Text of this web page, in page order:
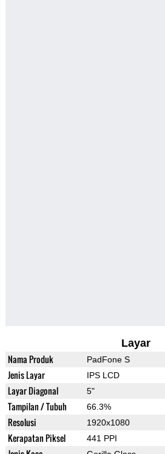
Layar
Nama Produk PadFone S
Jenis Layar IPS LCD
Layar Diagonal 5"
Tampilan / Tubuh 66.3%
Resolusi 1920x1080
Kerapatan Piksel 441 PPI